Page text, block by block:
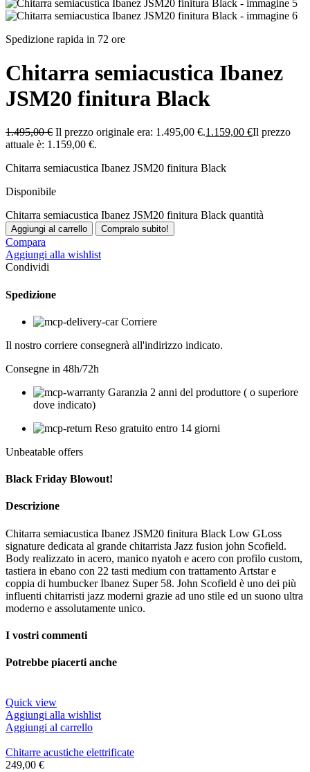
Spedizione rapida in 72 ore
Chitarra semiacustica Ibanez
JSM20 finitura Black
1.495,00€ Il prezzo originale era: 1.495,00 €.1.159,00 €Il prezzo
attuale è: 1.159,00 €.
Chitarra semiacustica Ibanez JSM20 finitura Black
Disponibile
Chitarra semiacustica Ibanez JSM20 finitura Black quantità
Aggiungi al carrello Compralo subito!
Compara
Aggiungi alla wishlist
Condividi
Spedizione
Corriere
Il nostro corriere consegnerà all'indirizzo indicato.
Consegne in 48h/72h
Garanzia 2 anni del produttore ( o superiore
dove indicato)
Reso gratuito entro 14 giorni
Unbeatable offers
Black Friday Blowout!
Descrizione
Chitarra semiacustica Ibanez JSM20 finitura Black Low GLoss
signature dedicata al grande chitarrista Jazz fusion john Scofield.
Body realizzato in acero, manico nyatoh e acero con profilo custom,
tastiera in ebano con 22 tasti medium con trattamento Artstar e
coppia di humbucker Ibanez Super 58. John Scofield è uno dei più
influenti chitarristi jazz moderni grazie ad uno stile ed un suono ultra
moderno e assolutamente unico.
I vostri commenti
Potrebbe piacerti anche
Quick view
Aggiungi alla wishlist
Aggiungi al carrello
Chitarre acustiche elettrificate
249,00 €